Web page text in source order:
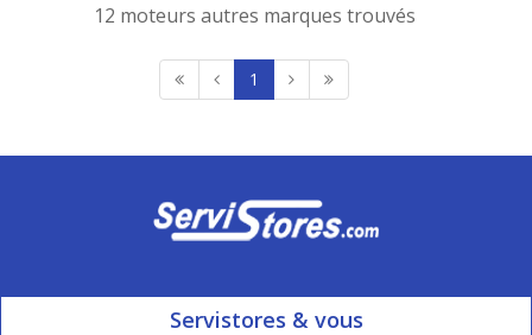
12 moteurs autres marques trouvés
1
Servistores & vous